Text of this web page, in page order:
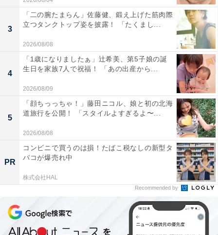
3
「二の腕たまらん」佐藤健、鍛え上げた筋肉際
立つタンクトップ姿を披露！ 「たくまし...
2026/08/08
4
「1歳になりましたぁ」辻希美、第5子娘の誕
生日を家族7人で祝福！ 「あの出産から...
2026/08/09
5
「顔ちっっちゃ！」藤田ニコル、娘と初の北海
道旅行を公開！ 「スタイルよすぎるよ〜...
2026/08/08
PR
コンビニで買うのは損！たばこ税なしの新型タ
バコが爆売れ中
株式会社HAL
Recommended by